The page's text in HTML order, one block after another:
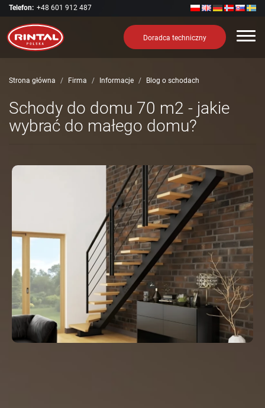
Telefon: +48 601 912 487
Doradca techniczny
Strona główna Firma Informacje Blog o schodach
Schody do domu 70 m2 - jakie
wybrać do małego domu?